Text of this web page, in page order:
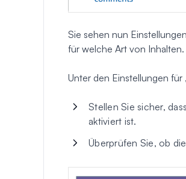
Sie sehen nun
für welche Art von Inhalten.
Unter den Einstellungen
Stellen Sie sicher,
aktiviert ist.
Überprüfen Sie, ob